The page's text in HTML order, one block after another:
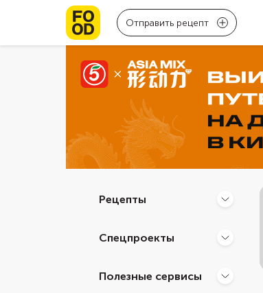
Отправить рецепт
Рецепты
Спецпроекты
Полезные сервисы